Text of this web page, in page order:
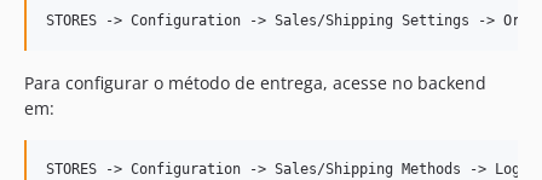
Para configurar o método de entrega, acesse no backend
em: